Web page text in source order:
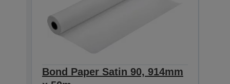
Bond Paper Satin 90, 914mm